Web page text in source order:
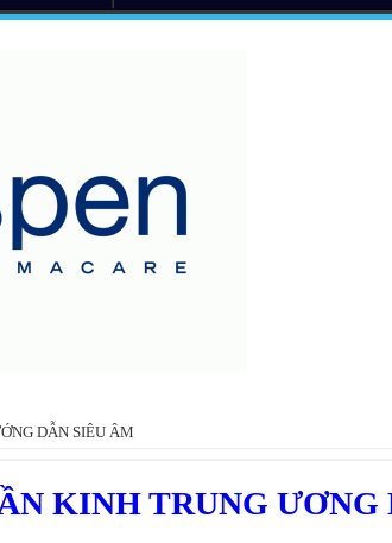
DẪN SIÊU ÂM
KINH TRUNG ƯƠNG